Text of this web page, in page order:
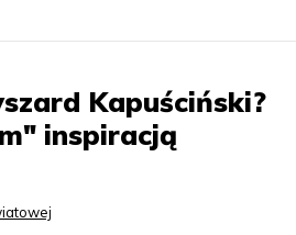
Kapuściński?
inspiracją